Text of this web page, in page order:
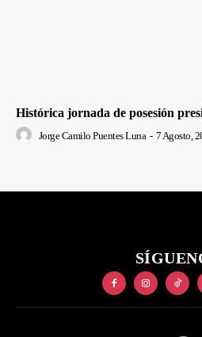
Histórica jornada de posesión
Jorge Camilo Puentes Luna - 7 Agosto,